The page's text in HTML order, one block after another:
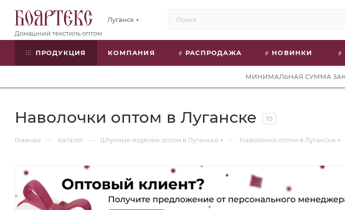
Луганск
ПРОДУКЦИЯ КОМПАНИЯ РАСПРОДАЖА НОВИНКИ
МИНИМАЛЬНАЯ СУММА
Наволочки оптом в Луганске 10
Главная — Каталог — Штучные изделия оптом в Луганске — Наволочки оптом в Луганске